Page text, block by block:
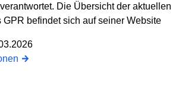
Die Übersicht der aktuellen
GPR befindet sich auf seiner Website